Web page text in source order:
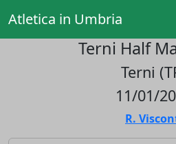
Atletica in Umbria
Terni Half
Terni
11/01/
R.